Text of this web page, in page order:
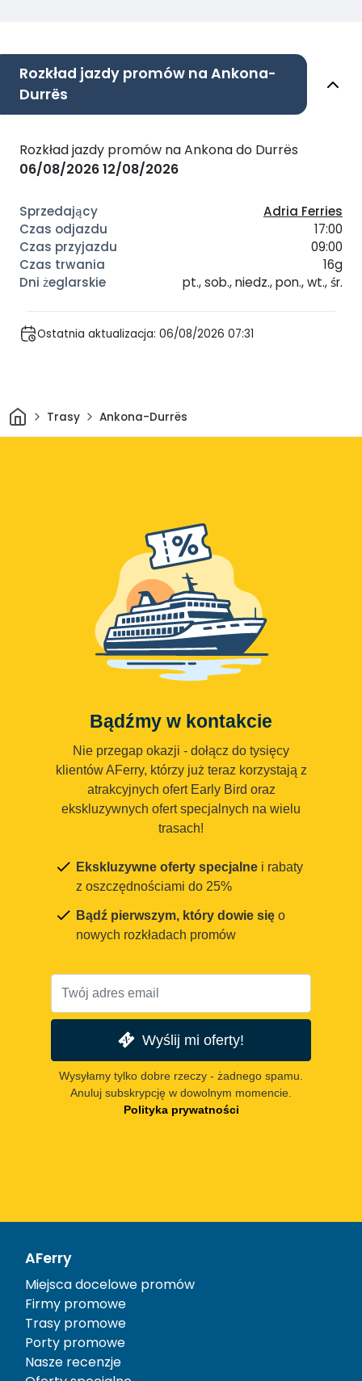
Rozkład jazdy promów na Ankona-
Durrës
Rozkład jazdy promów na Ankona do Durrës
06/08/202612/08/2026
Adria Ferries
17:00
09:00
16g
pt., sob., niedz., pon., wt., śr.
Ostatnia aktualizacja: 06/08/2026 07:31
DomTrasy Ankona-Durrës
Bądźmy w kontakcie
Nie przegap okazji - dołącz do tysięcy
klientów AFerry, którzy już teraz korzystają z
atrakcyjnych ofert Early Bird oraz
ekskluzywnych ofert specjalnych na wielu
trasach!
Ekskluzywne oferty specjalne i rabaty
z oszczędnościami do 25%
Bądź pierwszym, który dowie się o
nowych rozkładach promów
Wyślij mi oferty!
Wysyłamy tylko dobre rzeczy - żadnego spamu.
Anuluj subskrypcję w dowolnym momencie.
Polityka prywatności
AFerry
Miejsca docelowe promów
Firmy promowe
Trasy promowe
Porty promowe
Nasze recenzje